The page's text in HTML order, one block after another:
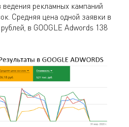
рекламных кампаний
Средняя цена одной заявки в
в GOOGLE Adwords 138